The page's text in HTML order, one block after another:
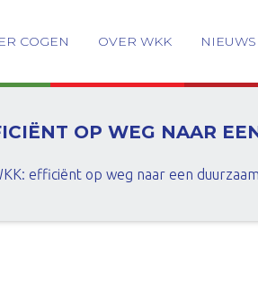
COGEN OVER WKK NIEUWS
OP WEG NAAR
efficiënt op weg naar een